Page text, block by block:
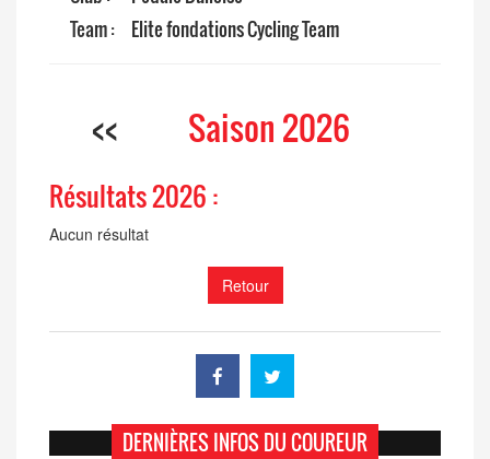
Team :
Elite fondations Cycling Team
<< Saison 2026
Résultats 2026 :
Aucun résultat
Retour
DERNIÈRES INFOS DU COUREUR